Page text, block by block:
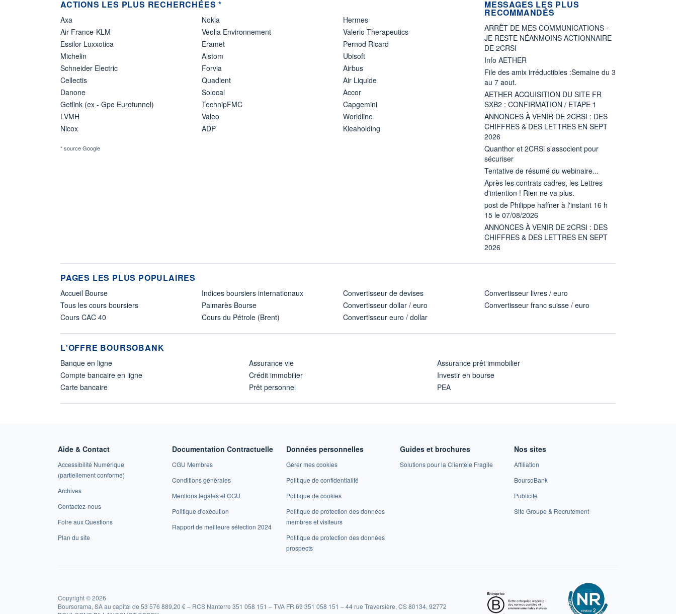
ACTIONS LES PLUS RECHERCHÉES *
Axa
Air France-KLM
Essilor Luxxotica
Michelin
Schneider Electric
Cellectis
Danone
Getlink (ex - Gpe Eurotunnel)
LVMH
Nicox
Nokia
Veolia Environnement
Eramet
Alstom
Forvia
Quadient
Solocal
TechnipFMC
Valeo
ADP
Hermes
Valerio Therapeutics
Pernod Ricard
Ubisoft
Airbus
Air Liquide
Accor
Capgemini
Worldline
Kleaholding
* source Google
MESSAGES LES PLUS
RECOMMANDÉS
ARRÊT DE MES COMMUNICATIONS -
JE RESTE NÉANMOINS ACTIONNAIRE
DE 2CRSI
Info AETHER
File des amix irréductibles :Semaine du 3
au 7 aout.
AETHER ACQUISITION DU SITE FR
SXB2 : CONFIRMATION / ETAPE 1
ANNONCES À VENIR DE 2CRSI : DES
CHIFFRES & DES LETTRES EN SEPT
2026
Quanthor et 2CRSi s’associent pour
sécuriser
Tentative de résumé du webinaire...
Après les contrats cadres, les Lettres
d'intention ! Rien ne va plus.
post de Philippe haffner à l'instant 16 h
15 le 07/08/2026
ANNONCES À VENIR DE 2CRSI : DES
CHIFFRES & DES LETTRES EN SEPT
2026
PAGES LES PLUS POPULAIRES
Accueil Bourse
Tous les cours boursiers
Cours CAC 40
Indices boursiers internationaux
Palmarès Bourse
Cours du Pétrole (Brent)
Convertisseur de devises
Convertisseur dollar / euro
Convertisseur euro / dollar
Convertisseur livres / euro
Convertisseur franc suisse / euro
L'OFFRE BOURSOBANK
Banque en ligne
Compte bancaire en ligne
Carte bancaire
Assurance vie
Crédit immobilier
Prêt personnel
Assurance prêt immobilier
Investir en bourse
PEA
Aide & Contact
Accessibilité Numérique
(partiellement conforme)
Archives
Contactez-nous
Foire aux Questions
Plan du site
Documentation Contractuelle
CGU Membres
Conditions générales
Mentions légales et CGU
Politique d'exécution
Rapport de meilleure sélection 2024
Données personnelles
Gérer mes cookies
Politique de confidentialité
Politique de cookies
Politique de protection des données
membres et visiteurs
Politique de protection des données
prospects
Guides et brochures
Solutions pour la Clientèle Fragile
Nos sites
Affiliation
BoursoBank
Publicité
Site Groupe & Recrutement
Copyright © 2026
Boursorama, SA au capital de 53 576 889,20 € – RCS Nanterre 351 058 151 – TVA FR 69 351 058 151 – 44 rue Traversière, CS 80134, 92772